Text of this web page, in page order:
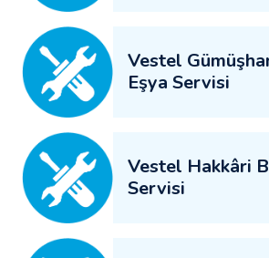
Vestel
Eşya Servisi
Vestel Hakkâri
Servisi